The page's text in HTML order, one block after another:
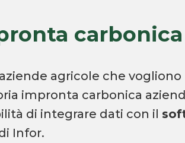
agricole che
impronta carbonica
di integrare dati con il
Infor.